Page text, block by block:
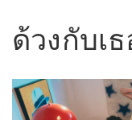
ด้วงกับเธ